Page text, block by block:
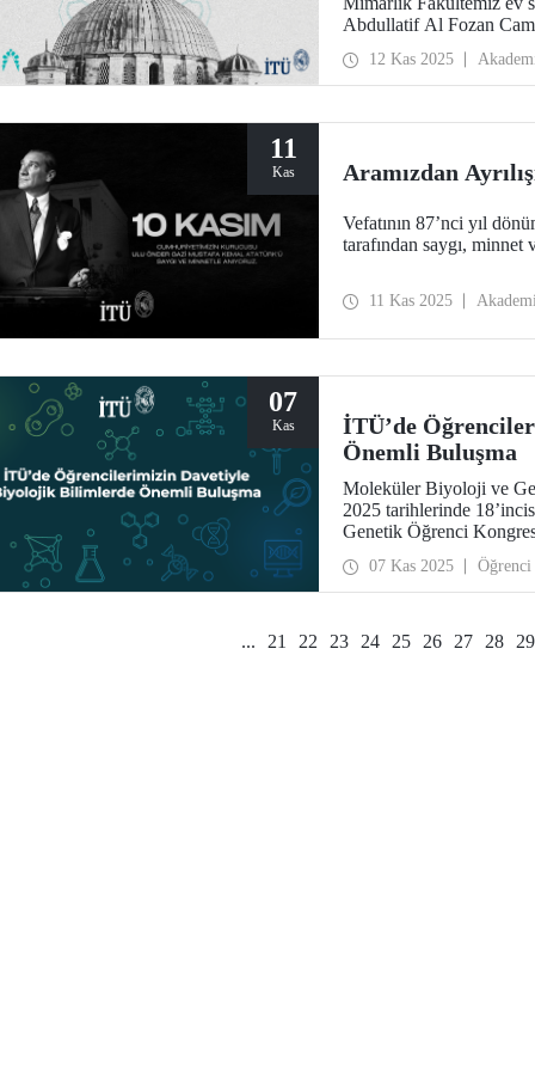
Abdullatif Al Fozan
tartışıldığı oturumlar
getirdi.
12 Kas 2025
11
Kas Aramızdan
Vefatının 87’nci yıl
tarafından saygı, minnet
11 Kas 2025
07
Kas
İTÜ’de
Önemli Buluşma
Moleküler Biyoloji ve
2025 tarihlerinde
Genetik Öğrenci
07 Kas 2025 Öğrenci
... 21 22 23 24 25 26 27 28 29